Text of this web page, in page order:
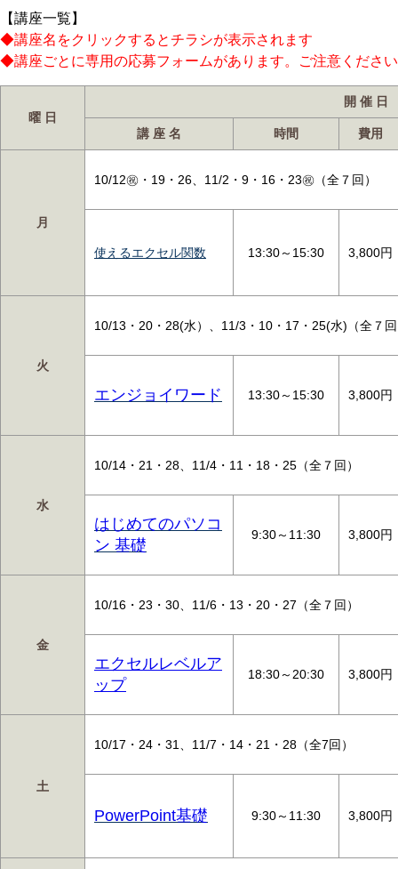
【講座一覧】
◆講座名をクリックするとチラシが表示されます
◆講座ごとに専用の応募フォームがあります。ご注意くださ
曜 日
開 催 日
講 座 名 時間 費用
月
10/12㊗・19・26、11/2・9・16・23㊗（全７回）
使えるエクセル関数 13:30～15:30 3,800円
火
10/13・20・28(水）、11/3・10・17・25(水)（全７
エンジョイワード 13:30～15:30 3,800円
水
10/14・21・28、11/4・11・18・25（全７回）
はじめてのパソコ
ン 基礎
9:30～11:30 3,800円
金
10/16・23・30、11/6・13・20・27（全７回）
エクセルレベルア
ップ
18:30～20:30 3,800円
土
10/17・24・31、11/7・14・21・28（全7回）
PowerPoint基礎 9:30～11:30 3,800円